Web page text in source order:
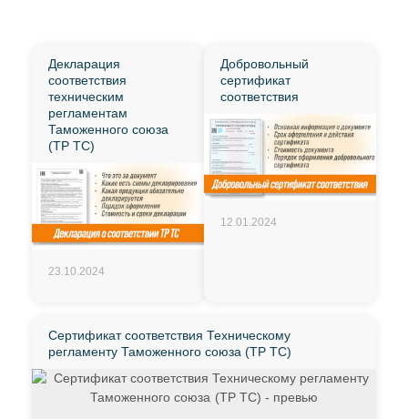
Декларация
соответствия
техническим
регламентам
Таможенного союза
(ТР ТС)
23.10.2024
Добровольный
сертификат
соответствия
12.01.2024
Сертификат соответствия Техническому
регламенту Таможенного союза (ТР ТС)